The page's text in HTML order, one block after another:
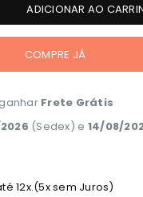
ADICIONAR AO
COMPRE JÁ
Frete Grátis
(Sedex) e 14/08/
12x.(5x sem Juros)